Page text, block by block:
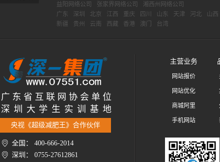
益阳网络公司
张家界网络公司
湘西州网络公司
广东
深圳 北京 江西 重庆 四川 山东 天津 河北
山西
新疆
贵州 云南 西藏 香港 澳门 台湾
广 东 省 互 联 网 协 会 单 位
深 圳 大 学 生 实 训 基 地
央视《超级减肥王》合作伙伴
全国： 400-666-2014
深圳： 0755-27612861
主营业务
网站报价
网站优化
商城阿里
手机网站